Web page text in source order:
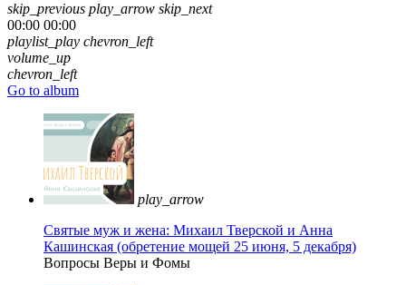
skip_previous play_arrow skip_next
00:00 00:00
playlist_play chevron_left
volume_up
chevron_left
Go to album
play_arrow
Святые муж и жена: Михаил Тверской и Анна
Кашинская (обретение мощей 25 июня, 5 декабря)
Вопросы Веры и Фомы